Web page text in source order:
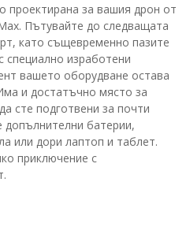
проектирана за вашия дрон от
Пътувайте до следващата
като същевременно пазите
специално изработени
вашето оборудване остава
и достатъчно място за
сте подготвени за почти
допълнителни батерии,
или дори лаптоп и таблет.
приключение с